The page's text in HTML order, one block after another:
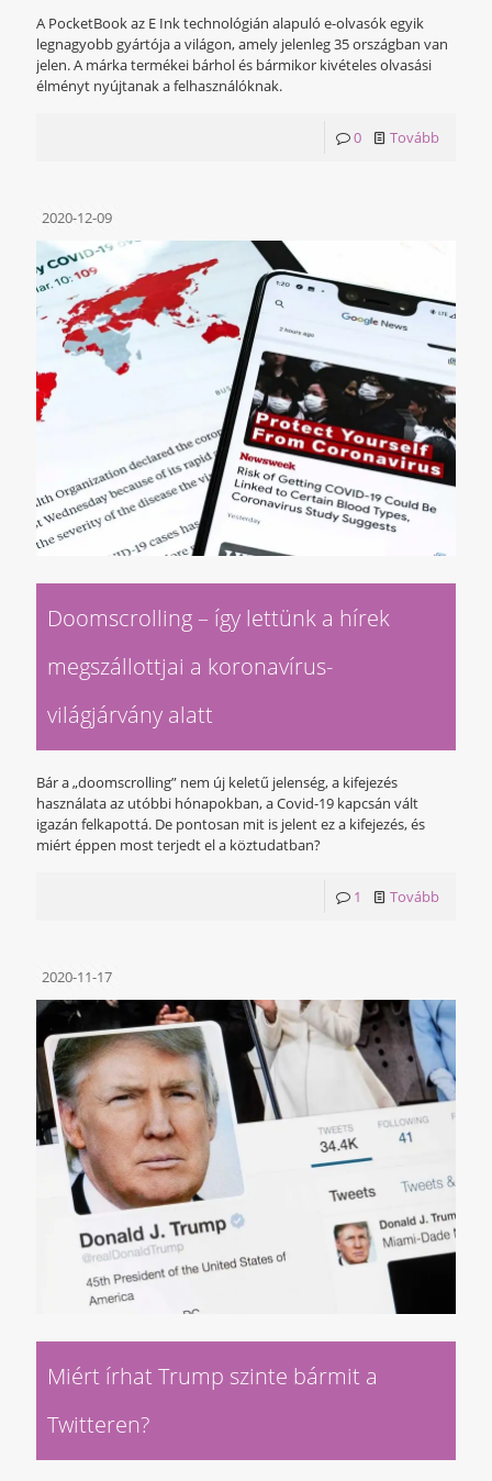
A PocketBook az E Ink technológián alapuló e-olvasók egyik
legnagyobb gyártója a világon, amely jelenleg 35 országban van
jelen. A márka termékei bárhol és bármikor kivételes olvasási
élményt nyújtanak a felhasználóknak.
0 Tovább
2020-12-09
Doomscrolling – így lettünk a hírek
megszállottjai a koronavírus-
világjárvány alatt
Bár a „doomscrolling” nem új keletű jelenség, a kifejezés
használata az utóbbi hónapokban, a Covid-19 kapcsán vált
igazán felkapottá. De pontosan mit is jelent ez a kifejezés, és
miért éppen most terjedt el a köztudatban?
1 Tovább
2020-11-17
Miért írhat Trump szinte bármit a
Twitteren?